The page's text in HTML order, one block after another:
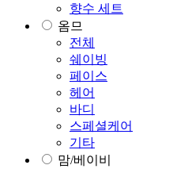
향수 세트
옴므
전체
쉐이빙
페이스
헤어
바디
스페셜케어
기타
맘/베이비